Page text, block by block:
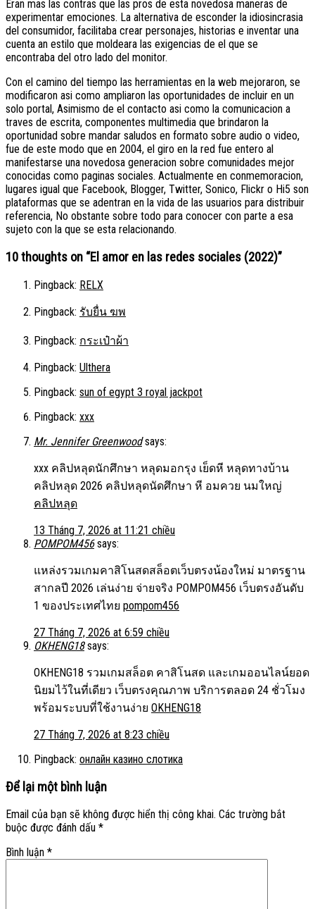
Eran mas las contras que las pros de esta novedosa maneras de
experimentar emociones. La alternativa de esconder la idiosincrasia
del consumidor, facilitaba crear personajes, historias e inventar una
cuenta an estilo que moldeara las exigencias de el que se
encontraba del otro lado del monitor.
Con el camino del tiempo las herramientas en la web mejoraron, se
modificaron asi­ como ampliaron las oportunidades de incluir en un
solo portal, Asimismo de el contacto asi­ como la comunicacion a
traves de escrita, componentes multimedia que brindaron la
oportunidad sobre mandar saludos en formato sobre audio o video,
fue de este modo que en 2004, el giro en la red fue entero al
manifestarse una novedosa generacion sobre comunidades mejor
conocidas como paginas sociales. Actualmente en conmemoracion,
lugares igual que Facebook, Blogger, Twitter, Sonico, Flickr o Hi5 son
plataformas que se adentran en la vida de las usuarios para distribuir
referencia, No obstante sobre todo para conocer con parte a esa
sujeto con la que se esta relacionando.
10 thoughts on “El amor en las redes sociales (2022)”
Pingback: RELX
Pingback: รับยื่น ฆพ
Pingback: กระเป๋าผ้า
Pingback: Ulthera
Pingback: sun of egypt 3 royal jackpot
Pingback: xxx
Mr. Jennifer Greenwood says:
xxx คลิปหลุดนักศึกษา หลุดมอกรุง เย็ดหี หลุดทางบ้าน
คลิปหลุด 2026 คลิปหลุดนัดศึกษา หี อมควย นมใหญ่
คลิปหลุด
13 Tháng 7, 2026 at 11:21 chiều
POMPOM456 says:
แหล่งรวมเกมคาสิโนสดสล็อตเว็บตรงน้องใหม่ มาตรฐาน
สากลปี 2026 เล่นง่าย จ่ายจริง POMPOM456 เว็บตรงอันดับ
1 ของประเทศไทย pompom456
27 Tháng 7, 2026 at 6:59 chiều
OKHENG18 says:
OKHENG18 รวมเกมสล็อต คาสิโนสด และเกมออนไลน์ยอด
นิยมไว้ในที่เดียว เว็บตรงคุณภาพ บริการตลอด 24 ชั่วโมง
พร้อมระบบที่ใช้งานง่าย OKHENG18
27 Tháng 7, 2026 at 8:23 chiều
Pingback: онлайн казино слотика
Để lại một bình luận
Email của bạn sẽ không được hiển thị công khai. Các trường bắt
buộc được đánh dấu *
Bình luận *